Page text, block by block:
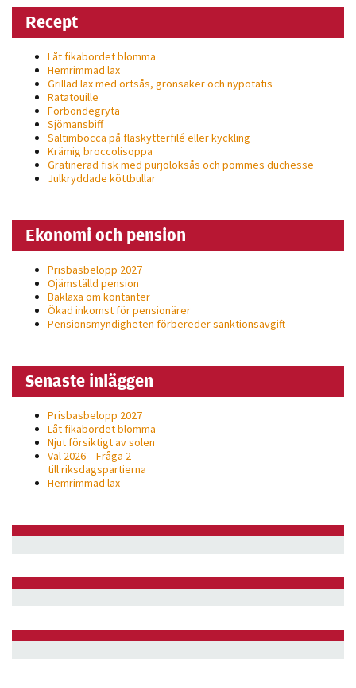
Recept
Låt fikabordet blomma
Hemrimmad lax
Grillad lax med örtsås, grönsaker och nypotatis
Ratatouille
Forbondegryta
Sjömansbiff
Saltimbocca på fläsk­ytterfilé eller kyckling
Krämig broccolisoppa
Gratinerad fisk med purjolöksås och pommes duchesse
Julkryddade köttbullar
Ekonomi och pension
Prisbasbelopp 2027
Ojämställd pension
Bakläxa om kontanter
Ökad inkomst för pensionärer
Pensionsmyndigheten förbereder sanktionsavgift
Senaste inläggen
Prisbasbelopp 2027
Låt fikabordet blomma
Njut försiktigt av solen
Val 2026 – Fråga 2
till riksdagspartierna
Hemrimmad lax